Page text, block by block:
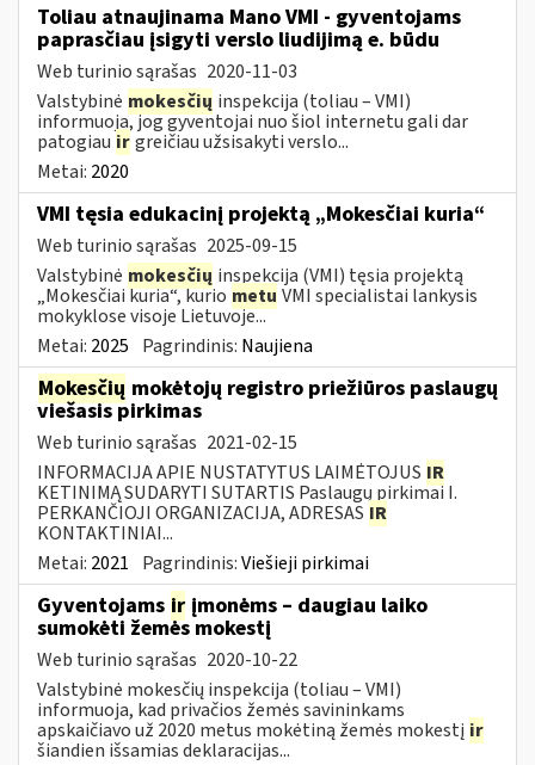
Toliau atnaujinama Mano VMI - gyventojams
paprasčiau įsigyti verslo liudijimą e. būdu
Web turinio sąrašas 2020-11-03
Valstybinė mokesčių inspekcija (toliau – VMI)
informuoja, jog gyventojai nuo šiol internetu gali dar
patogiau irgreičiau užsisakyti verslo...
Metai: 2020
VMI tęsia edukacinį projektą „Mokesčiai kuria“
Web turinio sąrašas 2025-09-15
Valstybinė mokesčių inspekcija (VMI) tęsia projektą
„Mokesčiai kuria“, kurio metu VMI specialistai lankysis
mokyklose visoje Lietuvoje...
Metai: 2025 Pagrindinis: Naujiena
Mokesčių mokėtojų registro priežiūros paslaugų
viešasis pirkimas
Web turinio sąrašas 2021-02-15
INFORMACIJA APIE NUSTATYTUS LAIMĖTOJUS IR
KETINIMĄ SUDARYTI SUTARTIS Paslaugų pirkimai I.
PERKANČIOJI ORGANIZACIJA, ADRESAS IR
KONTAKTINIAI...
Metai: 2021 Pagrindinis:Viešieji pirkimai
Gyventojams ir įmonėms – daugiau laiko
sumokėti žemės mokestį
Web turinio sąrašas 2020-10-22
Valstybinė mokesčių inspekcija (toliau – VMI)
informuoja, kad privačios žemės savininkams
apskaičiavo už 2020 metus mokėtiną žemės mokestį ir
šiandien išsamias deklaracijas...